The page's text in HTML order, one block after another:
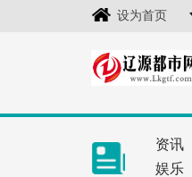
设为首页
资讯
娱乐